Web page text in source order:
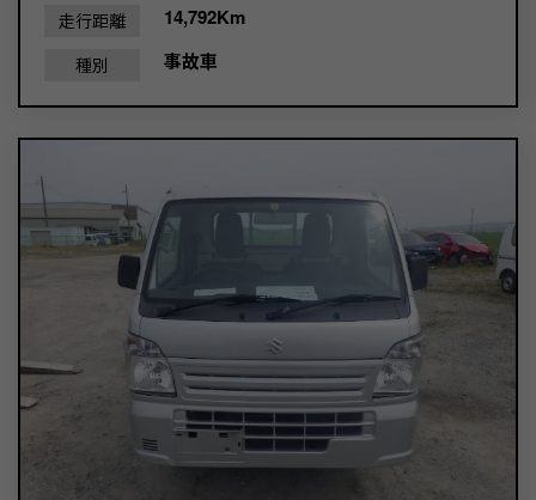
走行距離 14,792Km
種別 事故車